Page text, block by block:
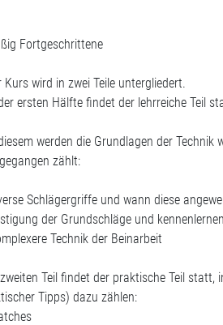
Fortgeschrittene
Kurs wird in zwei Teile untergliedert.
ersten Hälfte findet der lehrreiche Teil
werden die Grundlagen der
zählt:
Schlägergriffe und wann diese
der Grundschläge und
Technik der Beinarbeit
Teil findet der praktische Teil
Tipps) dazu zählen: